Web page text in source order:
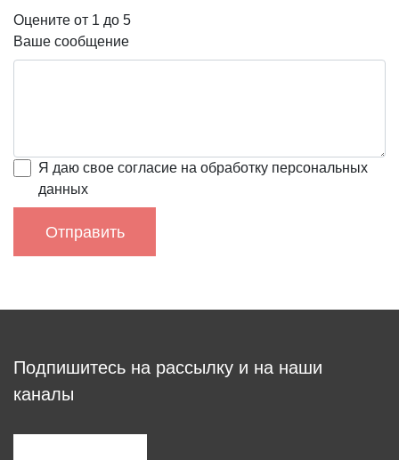
1500 руб.
Оцените от 1 до 5
Ваше сообщение
Я даю свое согласие на обработку персональных
данных
Подпишитесь на рассылку и на наши
каналы